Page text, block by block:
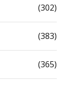
(302)
(383)
(365)